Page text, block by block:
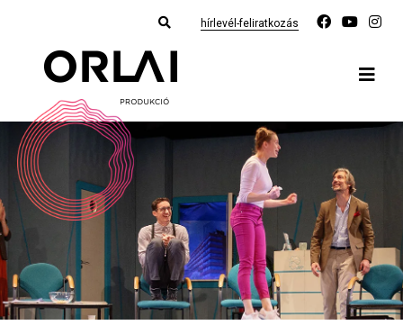
hírlevél-feliratkozás